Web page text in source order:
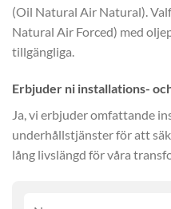
(Oil Natural Air Natural).
Natural Air Forced) med
tillgängliga.
Erbjuder ni installations-
Ja, vi erbjuder omfattande
underhållstjänster för att
lång livslängd för våra